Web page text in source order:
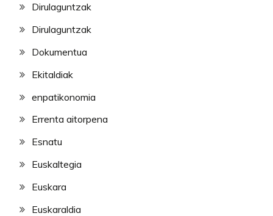
Dirulaguntzak
Dirulaguntzak
Dokumentua
Ekitaldiak
enpatikonomia
Errenta aitorpena
Esnatu
Euskaltegia
Euskara
Euskaraldia